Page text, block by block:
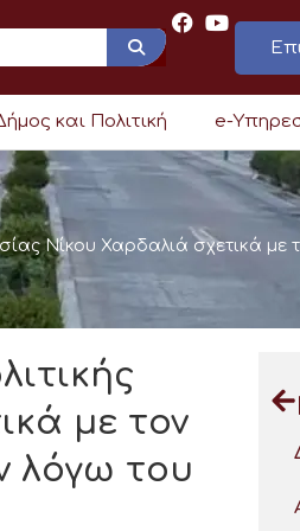
και Πολιτική e-
Νίκου Χαρδαλιά σχετικά με
με τον
λόγω του